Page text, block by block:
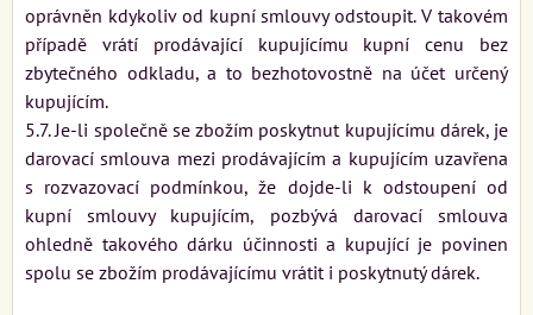
oprávněn kdykoliv od kupní smlouvy odstoupit. V takovém
případě vrátí prodávající kupujícímu kupní cenu bez
zbytečného odkladu, a to bezhotovostně na účet určený
kupujícím.
5.7. Je-li společně se zbožím poskytnut kupujícímu dárek, je
darovací smlouva mezi prodávajícím a kupujícím uzavřena
s rozvazovací podmínkou, že dojde-li k odstoupení od
kupní smlouvy kupujícím, pozbývá darovací smlouva
ohledně takového dárku účinnosti a kupující je povinen
spolu se zbožím prodávajícímu vrátit i poskytnutý dárek.